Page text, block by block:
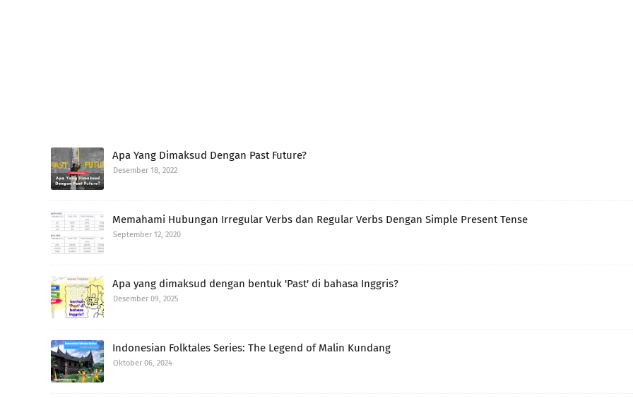
Apa Yang Dimaksud Dengan Past Future?
Desember 18, 2022
Memahami Hubungan Irregular Verbs dan Regular Verbs Dengan Simple Present Tense
September 12, 2020
Apa yang dimaksud dengan bentuk 'Past' di bahasa Inggris?
Desember 09, 2025
Indonesian Folktales Series: The Legend of Malin Kundang
Oktober 06, 2024